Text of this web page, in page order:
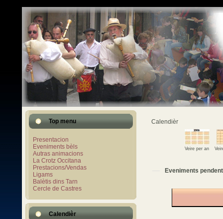
Top menu
Presentacion
Eveniments bèls
Autras animacions
La Crotz Occitana
Prestacions/Vendas
Ligams
Balètis dins Tarn
Cercle de Castres
Calendièr
Calendièr
Veire per an
Eveniments pendent